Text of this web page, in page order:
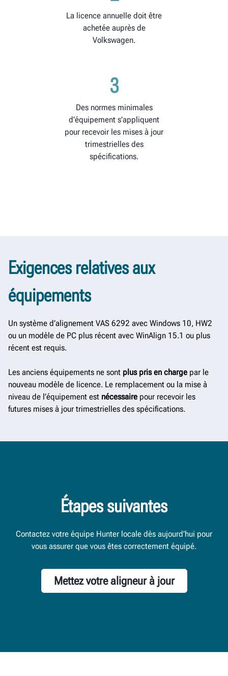
La licence annuelle doit être
achetée auprès de
Volkswagen.
3
Des normes minimales
d’équipement s’appliquent
pour recevoir les mises à jour
trimestrielles des
spécifications.
Exigences relatives aux
équipements
Un système d’alignement VAS 6292 avec Windows 10, HW2
ou un modèle de PC plus récent avec WinAlign 15.1 ou plus
récent est requis.
Les anciens équipements ne sont plus pris en charge par le
nouveau modèle de licence. Le remplacement ou la mise à
niveau de l’équipement est nécessaire pour recevoir les
futures mises à jour trimestrielles des spécifications.
Étapes suivantes
Contactez votre équipe Hunter locale dès aujourd’hui pour
vous assurer que vous êtes correctement équipé.
Mettez votre aligneur à jour